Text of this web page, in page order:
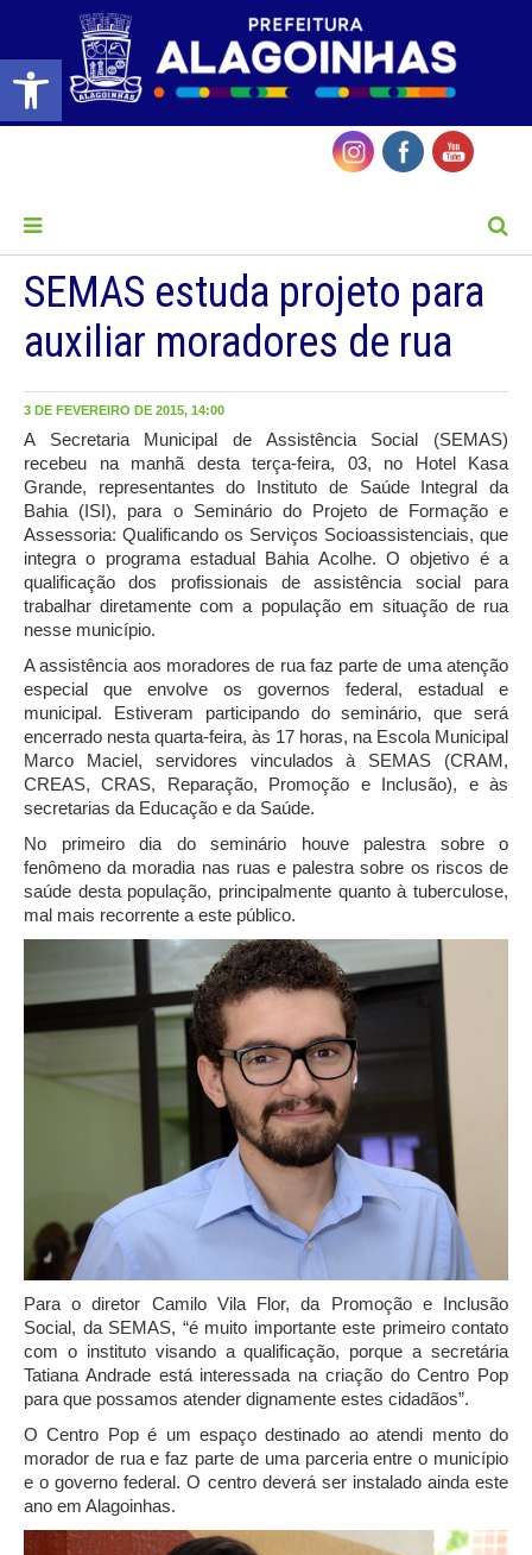
Barra de Ferramentas Aberta
SEMAS estuda projeto para
auxiliar moradores de rua
3 DE FEVEREIRO DE 2015, 14:00
A Secretaria Municipal de Assistência Social (SEMAS)
recebeu na manhã desta terça-feira, 03, no Hotel Kasa
Grande, representantes do Instituto de Saúde Integral da
Bahia (ISI), para o Seminário do Projeto de Formação e
Assessoria: Qualificando os Serviços Socioassistenciais, que
integra o programa estadual Bahia Acolhe. O objetivo é a
qualificação dos profissionais de assistência social para
trabalhar diretamente com a população em situação de rua
nesse município.
A assistência aos moradores de rua faz parte de uma atenção
especial que envolve os governos federal, estadual e
municipal. Estiveram participando do seminário, que será
encerrado nesta quarta-feira, às 17 horas, na Escola Municipal
Marco Maciel, servidores vinculados à SEMAS (CRAM,
CREAS, CRAS, Reparação, Promoção e Inclusão), e às
secretarias da Educação e da Saúde.
No primeiro dia do seminário houve palestra sobre o
fenômeno da moradia nas ruas e palestra sobre os riscos de
saúde desta população, principalmente quanto à tuberculose,
mal mais recorrente a este público.
Para o diretor Camilo Vila Flor, da Promoção e Inclusão
Social, da SEMAS, “é muito importante este primeiro contato
com o instituto visando a qualificação, porque a secretária
Tatiana Andrade está interessada na criação do Centro Pop
para que possamos atender dignamente estes cidadãos”.
O Centro Pop é um espaço destinado ao atendi mento do
morador de rua e faz parte de uma parceria entre o município
e o governo federal. O centro deverá ser instalado ainda este
ano em Alagoinhas.